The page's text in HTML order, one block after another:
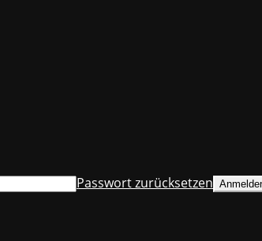
Passwort zurücksetzen